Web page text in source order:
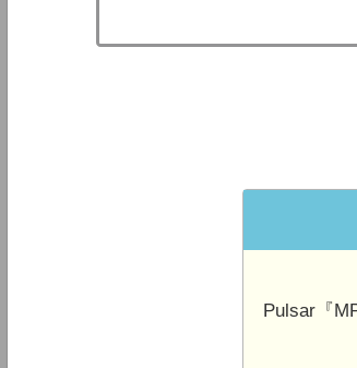
Pulsar『